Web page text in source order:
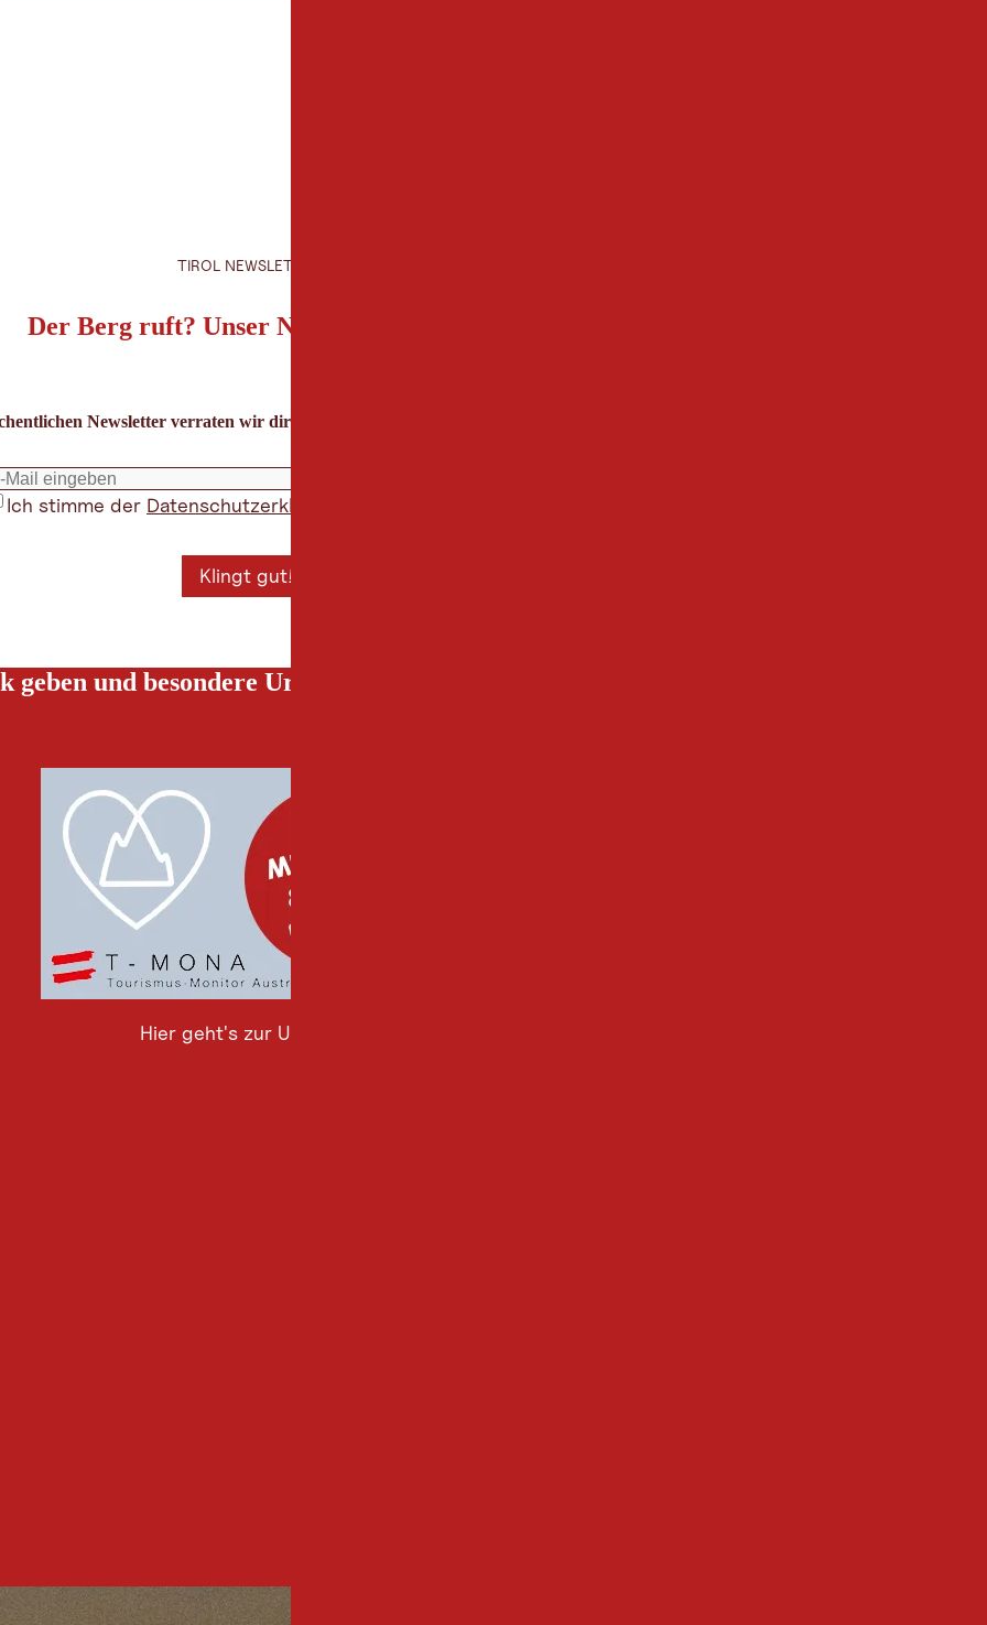
TIROL NEWSLETTER
Der Berg ruft? Unser Newsletter auch!
Newsletter verraten wir dir die besten Urlaubstipps für Tirol.
Ich stimme der Datenschutzerklärung
Klingt gut!
geben und besondere Urlaubserlebnisse gewinnen!
Hier geht's zur Umfrage